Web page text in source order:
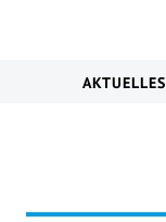
AKTUELLES